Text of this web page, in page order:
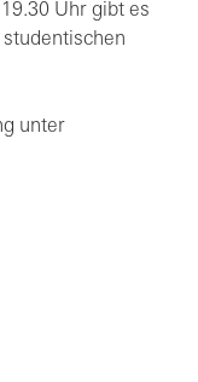
Uhr gibt es
unter